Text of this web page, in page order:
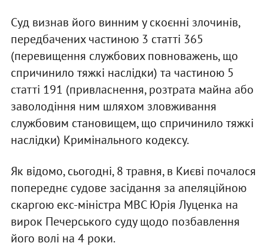
Суд визнав його винним у скоєнні злочинів,
передбачених частиною 3 статті 365
(перевищення службових повноважень, що
спричинило тяжкі наслідки) та частиною 5
статті 191 (привласнення, розтрата майна або
заволодіння ним шляхом зловживання
службовим становищем, що спричинило тяжкі
наслідки) Кримінального кодексу.
Як відомо, сьогодні, 8 травня, в Києві почалося
попереднє судове засідання за апеляційною
скаргою екс-міністра МВС Юрія Луценка на
вирок Печерського суду щодо позбавлення
його волі на 4 роки.